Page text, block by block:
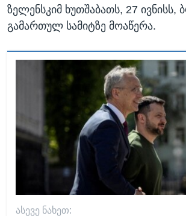
ზელენსკიმ ხუთშაბათს, 27 ივნისს,
გამართულ სამიტზე მოაწერა.
ᲐᲡᲔᲕᲔ ᲜᲐᲮᲔᲗ: